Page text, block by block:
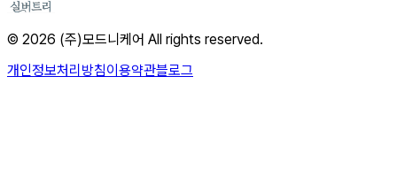
© 2026 (주)모드니케어 All rights reserved.
개인정보처리방침이용약관블로그